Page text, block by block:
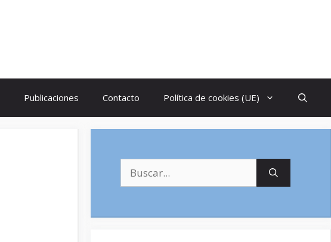
Publicaciones Contacto Política de cookies (UE)